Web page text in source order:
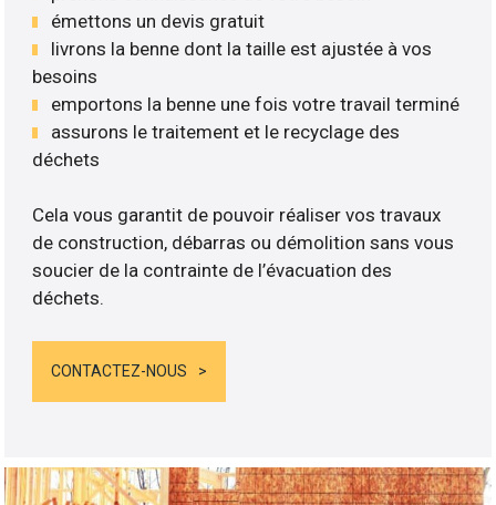
émettons un devis gratuit
livrons la benne dont la taille est ajustée à vos
besoins
emportons la benne une fois votre travail terminé
assurons le traitement et le recyclage des
déchets
Cela vous garantit de pouvoir réaliser vos travaux
de construction, débarras ou démolition sans vous
soucier de la contrainte de l’évacuation des
déchets.
CONTACTEZ-NOUS